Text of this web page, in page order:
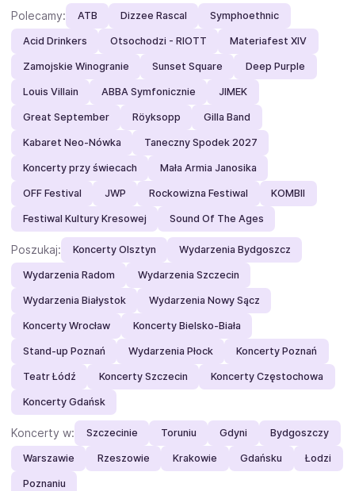
Polecamy: ATB Dizzee Rascal Symphoethnic
Acid Drinkers Otsochodzi - RIOTT Materiafest XIV
Zamojskie Winogranie Sunset Square Deep Purple
Louis Villain ABBA Symfonicznie JIMEK
Great September Röyksopp Gilla Band
Kabaret Neo-Nówka Taneczny Spodek 2027
Koncerty przy świecach Mała Armia Janosika
OFF Festival JWP Rockowizna Festiwal KOMBII
Festiwal Kultury Kresowej Sound Of The Ages
Poszukaj: Koncerty Olsztyn Wydarzenia Bydgoszcz
Wydarzenia Radom Wydarzenia Szczecin
Wydarzenia Białystok Wydarzenia Nowy Sącz
Koncerty Wrocław Koncerty Bielsko-Biała
Stand-up Poznań Wydarzenia Płock Koncerty Poznań
Teatr Łódź Koncerty Szczecin Koncerty Częstochowa
Koncerty Gdańsk
Koncerty w: Szczecinie Toruniu Gdyni Bydgoszczy
Warszawie Rzeszowie Krakowie Gdańsku Łodzi
Poznaniu